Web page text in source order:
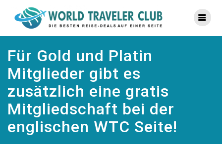
Inhalt
springen
Für Gold und Platin
Mitglieder gibt es
zusätzlich eine gratis
Mitgliedschaft bei der
englischen WTC Seite!